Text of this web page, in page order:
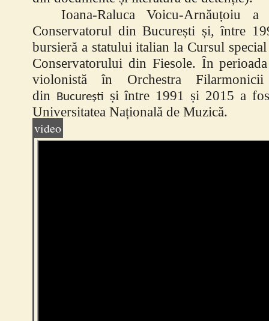
Ioana-Raluca Voicu-Arnăuțoiu
Conservatorul din București și, între
bursieră a statului italian la Cursul
Conservatorului din Fiesole. În
violonistă în Orchestra
din
București și între 1991 și 2015 a
Universitatea Națională de Muzică.
video